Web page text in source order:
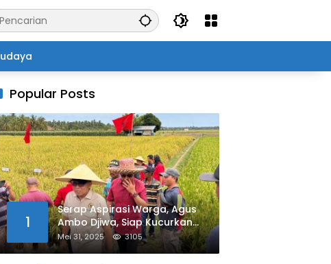
Popular Posts
1
Serap Aspirasi Warga, Agus
Ambo Djiwa, Siap Kucurkan
Bantuan Pertanian di Kalukku
Mei 31, 2025 3105